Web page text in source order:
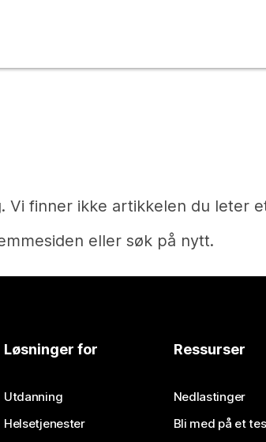
Vi finner ikke artikkelen du leter
eller søk på nytt.
Trenger du et svar?
Send inn et spørsmål
Løsninger for
Utdanning
Helsetjenester
Ressurser
Nedlastinger
Bli med på et